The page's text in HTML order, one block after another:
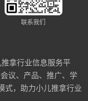
联系我们
拿行业信息服务平
议、产品、推广、学
式，助力小儿推拿行业